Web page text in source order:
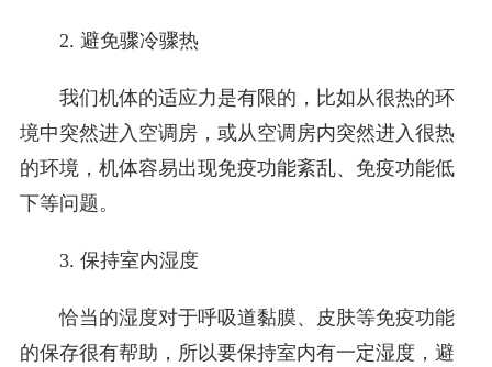
2. 避免骤冷骤热
我们机体的适应力是有限的，比如从很热的环
境中突然进入空调房，或从空调房内突然进入很热
的环境，机体容易出现免疫功能紊乱、免疫功能低
下等问题。
3. 保持室内湿度
恰当的湿度对于呼吸道黏膜、皮肤等免疫功能
的保存很有帮助，所以要保持室内有一定湿度，避